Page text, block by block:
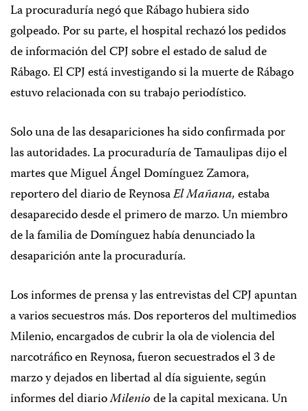
La procuraduría negó que Rábago hubiera sido
golpeado. Por su parte, el hospital rechazó los pedidos
de información del CPJ sobre el estado de salud de
Rábago. El CPJ está investigando si la muerte de Rábago
estuvo relacionada con su trabajo periodístico.
Solo una de las desapariciones ha sido confirmada por
las autoridades. La procuraduría de Tamaulipas dijo el
martes que Miguel Ángel Domínguez Zamora,
reportero del diario de ReynosaElMañana,estaba
desaparecido desde el primero de marzo. Un miembro
de la familia de Domínguez había denunciado la
desaparición ante la procuraduría.
Los informes de prensa y las entrevistas del CPJ apuntan
a varios secuestros más. Dos reporteros del multimedios
Milenio, encargados de cubrir la ola de violencia del
narcotráfico en Reynosa, fueron secuestrados el 3 de
marzo y dejados en libertad al día siguiente, según
informes del diarioMileniode la capital mexicana. Un